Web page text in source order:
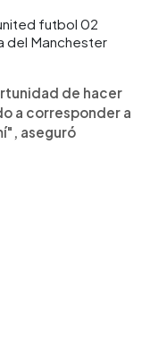
del Manchester
de hacer
a corresponder a
aseguró